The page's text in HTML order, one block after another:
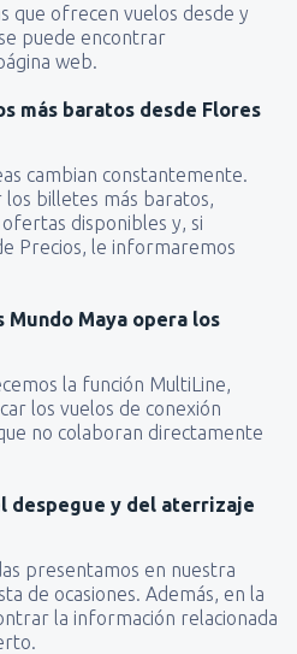
que ofrecen vuelos desde y
puede encontrar
web.
más baratos desde Flores
cambian constantemente.
billetes más baratos,
disponibles y, si
Precios, le informaremos
Maya opera los
la función MultiLine,
los vuelos de conexión
no colaboran directamente
despegue y del aterrizaje
presentamos en nuestra
de ocasiones. Además, en la
la información relacionada